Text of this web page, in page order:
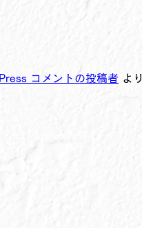
コメントの投稿者 より